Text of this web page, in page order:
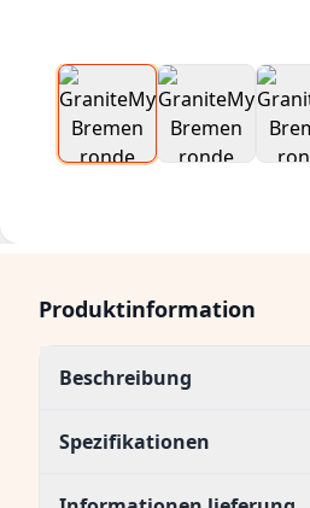
Produktinformation
Beschreibung
Spezifikationen